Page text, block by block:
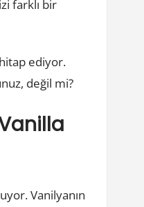
farklı bir
ediyor.
değil mi?
Vanilyanın